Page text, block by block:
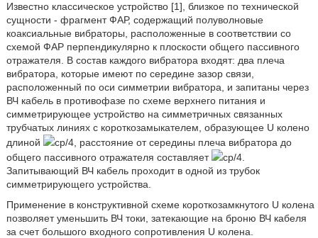
Известно классическое устройство [1], близкое по технической
сущности - фрагмент ФАР, содержащий полуволновые
коаксиальные вибраторы, расположенные в соответствии со
схемой ФАР перпендикулярно к плоскости общего пассивного
отражателя. В состав каждого вибратора входят: два плеча
вибратора, которые имеют по середине зазор связи,
расположенный по оси симметрии вибратора, и запитаны через
ВЧ кабель в противофазе по схеме верхнего питания и
симметрирующее устройство на симметричных связанных
трубчатых линиях с короткозамыкателем, образующее U колено
длиной
ср/4, расстояние от середины плеча вибратора до
общего пассивного отражателя составляет
ср/4.
Запитывающий ВЧ кабель проходит в одной из трубок
симметрирующего устройства.
Применение в конструктивной схеме короткозамкнутого U колена
позволяет уменьшить ВЧ токи, затекающие на броню ВЧ кабеля
за счет большого входного сопротивления U колена.